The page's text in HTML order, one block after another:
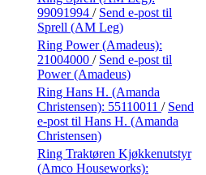
99091994 / Send e-post til
Sprell (AM Leg)
Ring Power (Amadeus):
21004000 / Send e-post til
Power (Amadeus)
Ring Hans H. (Amanda
Christensen): 55110011 / Send
e-post til Hans H. (Amanda
Christensen)
Ring Traktøren Kjøkkenutstyr
(Amco Houseworks):